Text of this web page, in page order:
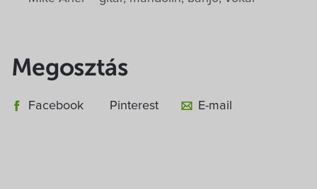
Megosztás
Facebook Pinterest E-mail